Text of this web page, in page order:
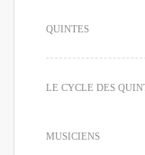
QUINTES
LE CYCLE DES
MUSICIENS